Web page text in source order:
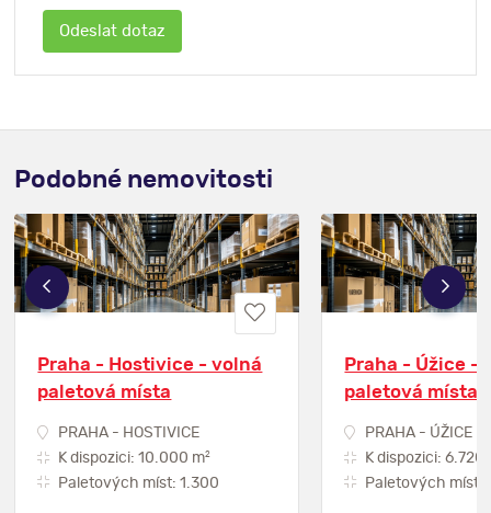
Podobné nemovitosti
Praha - Hostivice - volná
paletová místa
PRAHA - HOSTIVICE
K dispozici: 10.000 m2
Paletových míst: 1.300
Praha - Úžice -
paletová místa
PRAHA - ÚŽICE
K dispozici: 6.720
Paletových míst: